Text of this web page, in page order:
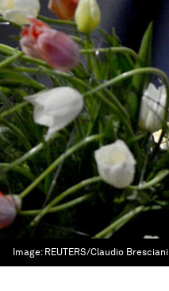
Image: REUTERS/Claudio Bresciani